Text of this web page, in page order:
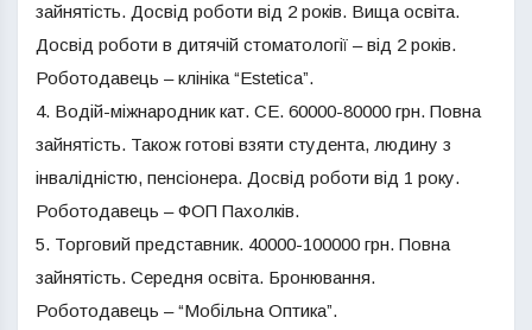
зайнятість. Досвід роботи від 2 років. Вища освіта.
Досвід роботи в дитячій стоматології – від 2 років.
Роботодавець – клініка “Estetica”.
4. Водій-міжнародник кат. СЕ. 60000-80000 грн. Повна
зайнятість. Також готові взяти студента, людину з
інвалідністю, пенсіонера. Досвід роботи від 1 року.
Роботодавець – ФОП Пахолків.
5. Торговий представник. 40000-100000 грн. Повна
зайнятість. Середня освіта. Бронювання.
Роботодавець – “Мобільна Оптика”.